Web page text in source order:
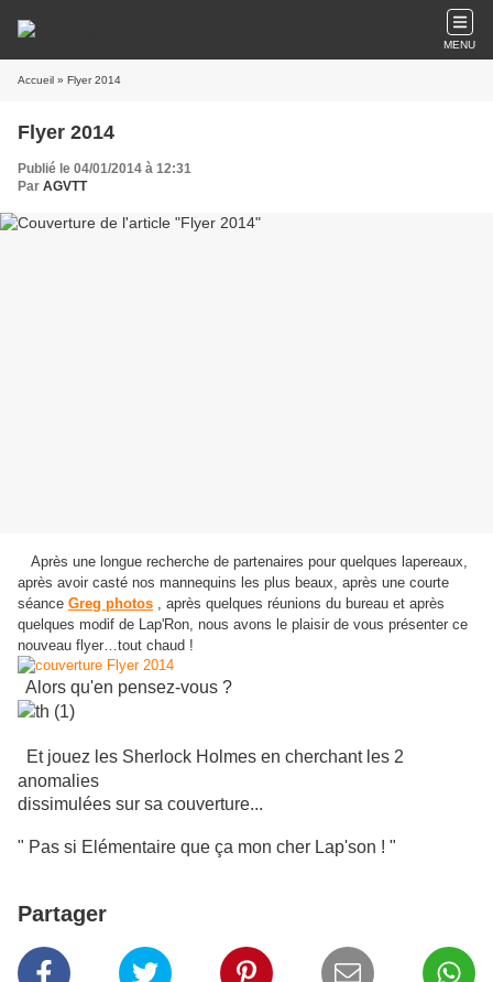
MENU
Accueil » Flyer 2014
Flyer 2014
Publié le 04/01/2014 à 12:31
Par AGVTT
Après une longue recherche de partenaires pour quelques lapereaux,
après avoir casté nos mannequins les plus beaux, après une courte
séance Greg photos , après quelques réunions du bureau et après
quelques modif de Lap'Ron, nous avons le plaisir de vous présenter ce
nouveau flyer…tout chaud !
Alors qu'en pensez-vous ?
Et jouez les Sherlock Holmes en cherchant les 2
anomalies
dissimulées sur sa couverture...
" Pas si Elémentaire que ça mon cher Lap'son ! "
Partager